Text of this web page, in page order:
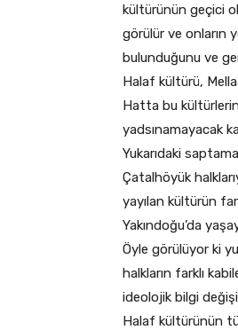
kültürünün geçici
görülür ve onların
bulunduğunu ve
Halaf kültürü,
Hatta bu
yadsınamayacak
Yukarıdaki
Çatalhöyük
yayılan kültürün
Yakındoğu’da
Öyle görülüyor ki
halkların farklı
ideolojik bilgi
Halaf kültürünün